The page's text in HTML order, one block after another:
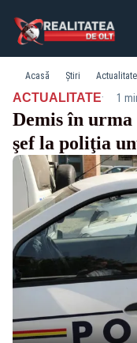
Acasă Știri Actualitate
ACTUALITATE· 1
Demis în
şef la poliţia